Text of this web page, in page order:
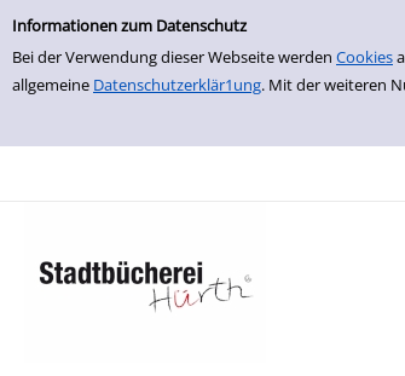
Einfache Suche
Informationen zum Datenschutz
Bei der Verwendung dieser Webseite werden Cookies
allgemeine Datenschutzerklär1ung. Mit der weiteren
zur Navigation springen
zum Inhalt springen
Zu den Suchfiltern springen
Zur Trefferliste springen